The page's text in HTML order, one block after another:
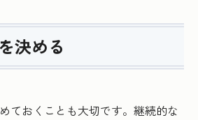
決める
ておくことも大切です。継続的な